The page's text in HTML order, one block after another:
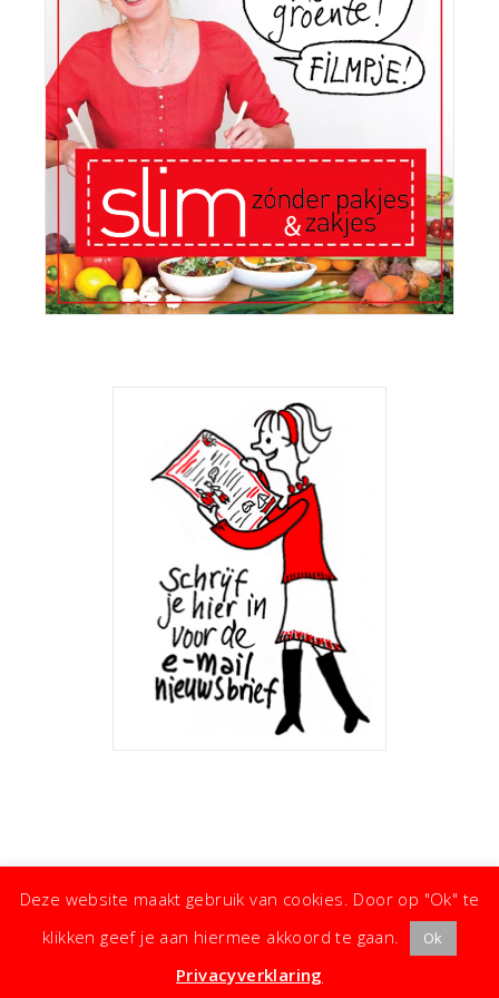
Koken met Karin· Kleine moeite, groot effect ·
Deze website maakt gebruik van cookies. Door op "Ok" te
klikken geef je aan hiermee akkoord te gaan.
Ok
Privacyverklaring